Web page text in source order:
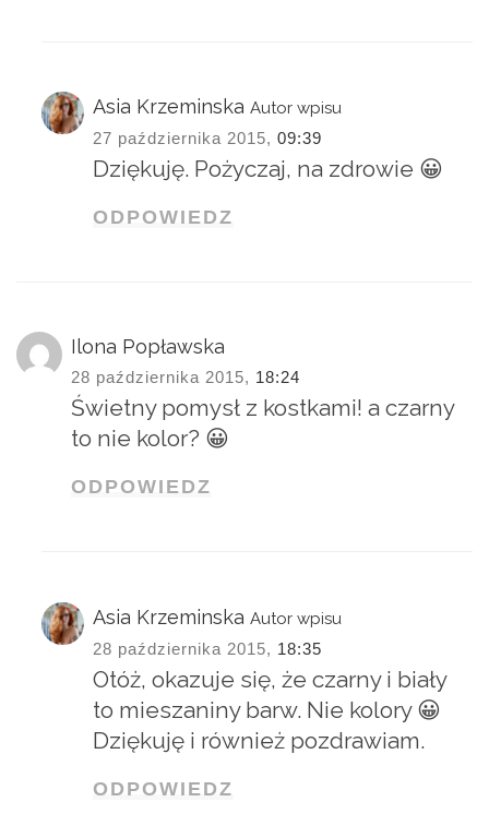
Asia Krzeminska Autor wpisu
27 października 2015, 09:39
Dziękuję. Pożyczaj, na zdrowie 😀
ODPOWIEDZ
Ilona Popławska
28 października 2015, 18:24
Świetny pomysł z kostkami! a czarny
to nie kolor? 😀
ODPOWIEDZ
Asia Krzeminska Autor wpisu
28 października 2015, 18:35
Otóż, okazuje się, że czarny i biały
to mieszaniny barw. Nie kolory 😀
Dziękuję i również pozdrawiam.
ODPOWIEDZ